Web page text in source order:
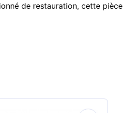
de restauration, cette pièce